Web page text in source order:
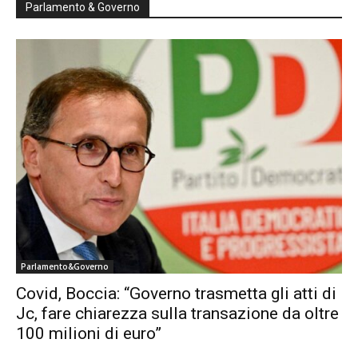
Parlamento & Governo
Parlamento&Governo
Covid, Boccia: “Governo trasmetta gli atti di
Jc, fare chiarezza sulla transazione da oltre
100 milioni di euro”